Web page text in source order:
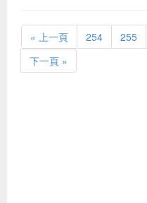
« 上一頁 254 255
下一頁 »